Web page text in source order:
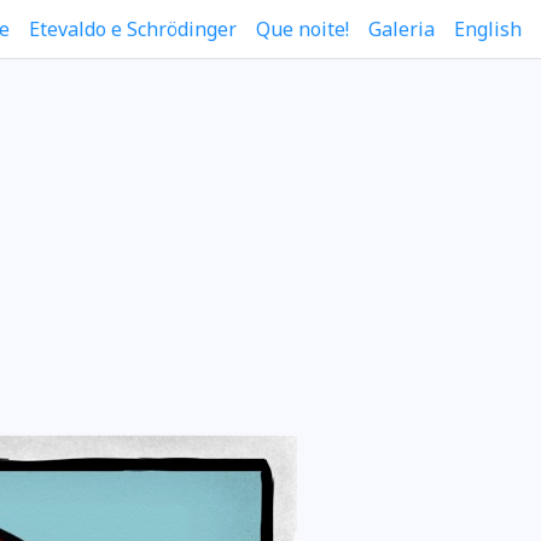
Etevaldo e Schrödinger Que noite! Galeria English